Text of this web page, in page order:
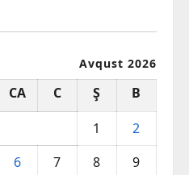
Avqust 2026
CA C Ş
B
1
2
6 7 8
9